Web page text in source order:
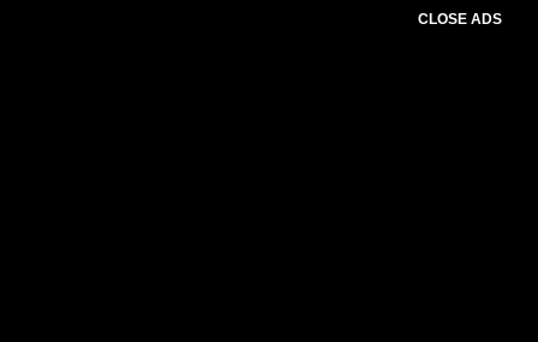
CLOSE ADS